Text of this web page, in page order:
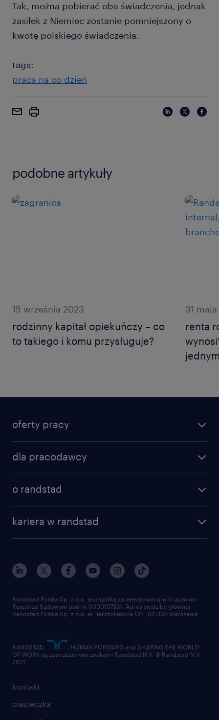
Tak, można pobierać oba świadczenia, jednak
zasiłek z Niemiec zostanie pomniejszony o
kwotę polskiego świadczenia.
tags:
praca na co dzień
podobne artykuły
15 września 2023
rodzinny kapitał opiekuńczy – co
to takiego i komu przysługuje?
31
renta
oferty pracy
dla pracodawcy
o randstad
kariera w randstad
kontakt
ciasteczka
Randstad Polska Sp. z o.o. jest spółką zarejestrowaną w Krajowym
Rejestrze Sądowym pod nr 0000157531. Adres siedziby głównej
Randstad Polska Sp. z o.o. al. Jerozolimskie 134, 02-305 Warszawa.
RANDSTAD,
, HUMAN FORWARD and SHAPING THE WORLD
OF WORK są zastrzeżonymi znakami Randstad N.V. © Randstad N.V
2021